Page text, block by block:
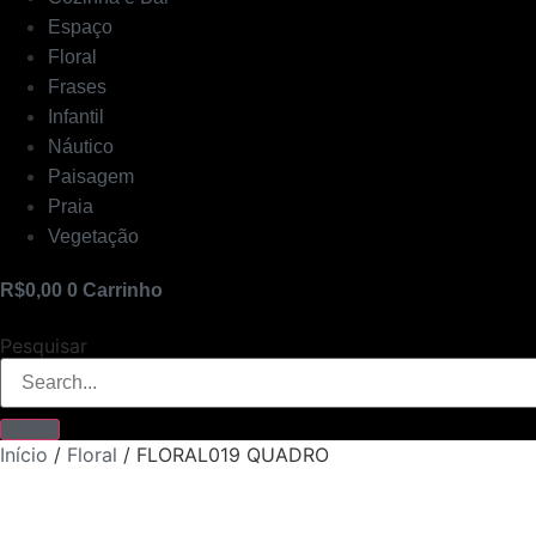
Espaço
Floral
Frases
Infantil
Náutico
Paisagem
Praia
Vegetação
R$0,00 0 Carrinho
Pesquisar
Início / Floral / FLORAL019 QUADRO